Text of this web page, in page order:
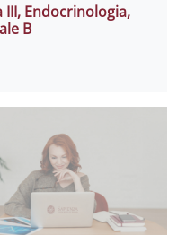
Endocrinologia,
B